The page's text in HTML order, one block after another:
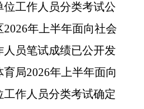
工作人员分类考试公
年上半年面向社会
员笔试成绩已公开发
局2026年上半年面向
作人员分类考试确定